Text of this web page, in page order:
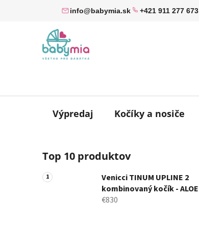
info@babymia.sk +421 911 277 673
Výpredaj Kočíky a nosiče
o
č
n
Top 10 produktov
Venicci TINUM UPLINE 2
kombinovaný kočík - ALOE
€830